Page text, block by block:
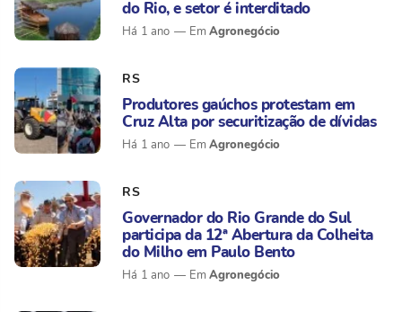
do Rio, e setor é interditado
Há 1 ano Agronegócio
RS
Produtores gaúchos protestam em
Cruz Alta por securitização de dívidas
Há 1 ano Agronegócio
RS
Governador do Rio Grande do Sul
participa da 12ª Abertura da Colheita
do Milho em Paulo Bento
Há 1 ano Agronegócio